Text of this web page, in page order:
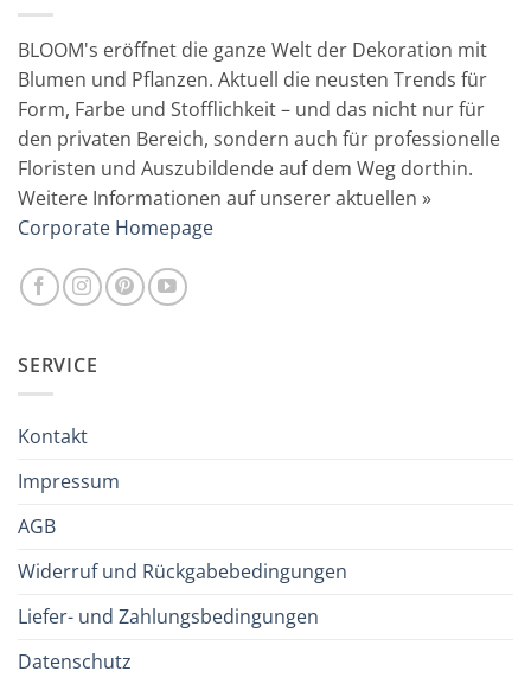
BLOOM's eröffnet die ganze Welt der Dekoration mit
Blumen und Pflanzen. Aktuell die neusten Trends für
Form, Farbe und Stofflichkeit – und das nicht nur für
den privaten Bereich, sondern auch für professionelle
Floristen und Auszubildende auf dem Weg dorthin.
Weitere Informationen auf unserer aktuellen »
Corporate Homepage
SERVICE
Kontakt
Impressum
AGB
Widerruf und Rückgabebedingungen
Liefer- und Zahlungsbedingungen
Datenschutz